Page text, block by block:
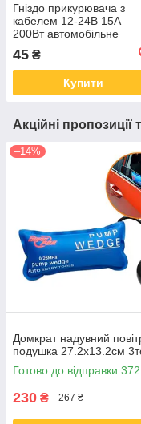
Гніздо прикурювача з
кабелем 12-24В 15А
200Вт автомобільне
45 ₴
Купити
Акційні пропозиції
–14%
Домкрат надувний
подушка 27.2x13.2см
Готово до відправки 372
230 ₴ 267 ₴